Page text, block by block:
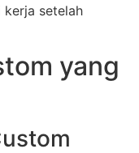
kerja setelah
yang